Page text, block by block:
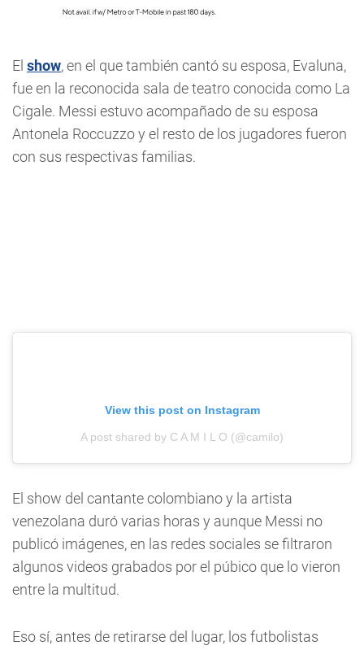
El show, en el que también cantó su esposa, Evaluna,
fue en la reconocida sala de teatro conocida como La
Cigale. Messi estuvo acompañado de su esposa
Antonela Roccuzzo y el resto de los jugadores fueron
con sus respectivas familias.
View this post on Instagram
A post shared by C A M I L O (@camilo)
El show del cantante colombiano y la artista
venezolana duró varias horas y aunque Messi no
publicó imágenes, en las redes sociales se filtraron
algunos videos grabados por el púbico que lo vieron
entre la multitud.
Eso sí, antes de retirarse del lugar, los futbolistas